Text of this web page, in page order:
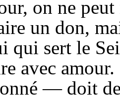
on ne
un don,
qui sert le
avec
— doit